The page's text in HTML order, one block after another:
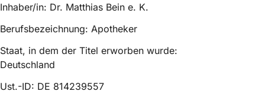
Inhaber/in: Dr. Matthias Bein e. K.
Berufsbezeichnung: Apotheker
Staat, in dem der Titel erworben wurde:
Deutschland
Ust.-ID: DE 814239557